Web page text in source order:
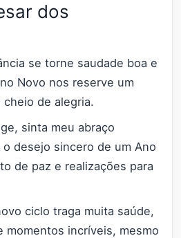
dos
se torne saudade boa e
Novo nos reserve um
de alegria.
sinta meu abraço
desejo sincero de um Ano
de paz e realizações para
ciclo traga muita saúde,
momentos incríveis, mesmo